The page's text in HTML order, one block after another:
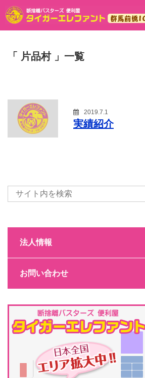
「 片品村 」一覧
2019.7.1
実績紹介
法人情報
お問い合わせ